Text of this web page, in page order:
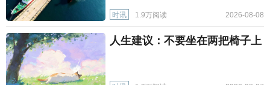
时讯 1.9万阅读 2026-08-08
人生建议：不要坐在两把椅子上